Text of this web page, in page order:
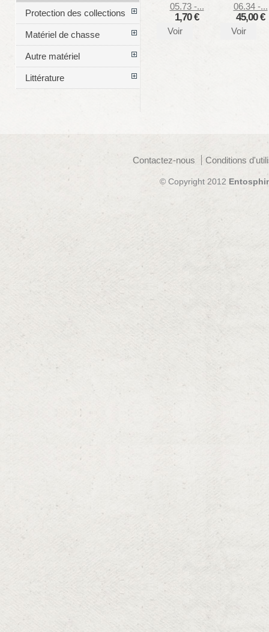
05.73 -...
1,70 €
Voir
06.34 -...
45,00 €
Voir
Protection des collections
Matériel de chasse
Autre matériel
Littérature
Contactez-nous Conditions
© Copyright 2012